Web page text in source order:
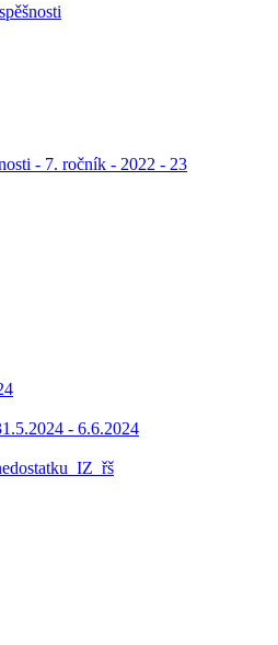
- 7. ročník - 2022 - 23
- 6.6.2024